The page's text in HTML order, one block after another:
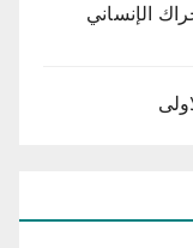
الإنساني